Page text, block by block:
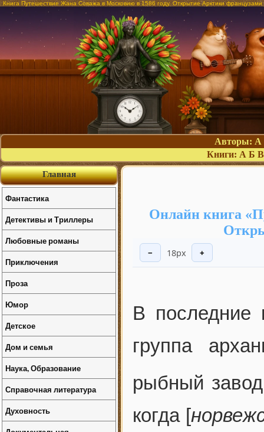
Книга Путешествие Жана Соважа в Московию в 1586 году. Открытие Арктики
Авторы: А
Книги: А Б В
Онлайн книга
− 18px +
В последние
группа
рыбный
когда [
Главная
Фантастика
Детективы и Триллеры
Любовные романы
Приключения
Проза
Юмор
Детское
Дом и семья
Наука, Образование
Справочная литература
Духовность